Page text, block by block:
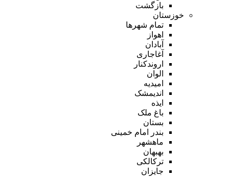
بازگشت
خوزستان
تمام شهر‌ها
اهواز
آبادان
آغاجاری
اروندکنار
الوان
امیدیه
اندیمشک
ایذه
باغ ملک
بستان
بندر امام خمینی
ماهشهر
بهبهان
ترکالکی
جایزان